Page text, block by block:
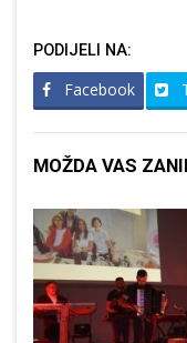
PODIJELI NA:
Facebook
MOŽDA VAS